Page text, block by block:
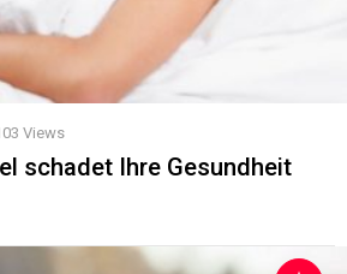
Views
schadet Ihre Gesundheit